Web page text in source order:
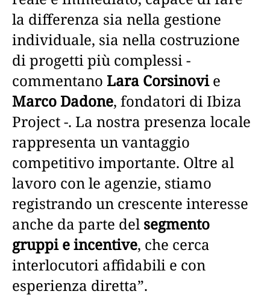
la differenza sia nella gestione
individuale, sia nella costruzione
di progetti più complessi -
commentano Lara Corsinovie
Marco Dadone, fondatori di Ibiza
Project -. La nostra presenza locale
rappresenta un vantaggio
competitivo importante. Oltre al
lavoro con le agenzie, stiamo
registrando un crescente interesse
anche da parte delsegmento
gruppi e incentive, che cerca
interlocutori affidabili e con
esperienza diretta”.